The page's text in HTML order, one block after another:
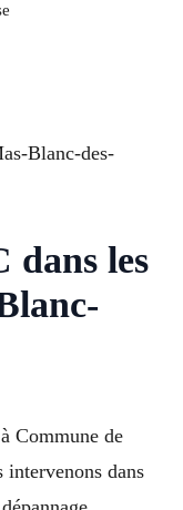
Blanc-des-
dans les
Commune de
dans